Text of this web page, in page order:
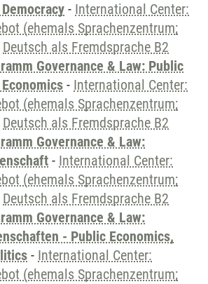
- International Center:
(ehemals Sprachenzentrum;
Deutsch als Fremdsprache B2
Governance & Law: Public
- International Center:
(ehemals Sprachenzentrum;
Deutsch als Fremdsprache B2
Governance & Law:
- International Center:
(ehemals Sprachenzentrum;
Deutsch als Fremdsprache B2
Governance & Law:
- Public Economics,
- International Center:
(ehemals Sprachenzentrum;